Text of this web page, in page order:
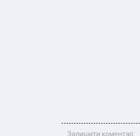
Залишити коментар: